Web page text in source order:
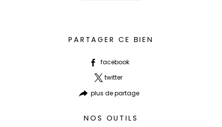
PARTAGER CE BIEN
facebook
twitter
plus de partage
NOS OUTILS